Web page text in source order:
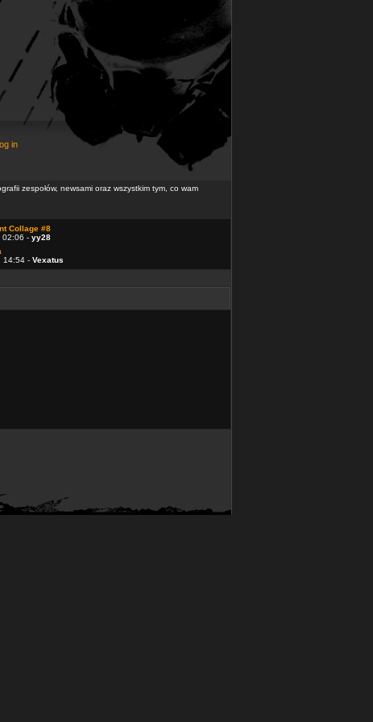
in
zespołów, newsami oraz wszystkim tym, co wam
Collage #8
02:06 - yy28
14:54 - Vexatus